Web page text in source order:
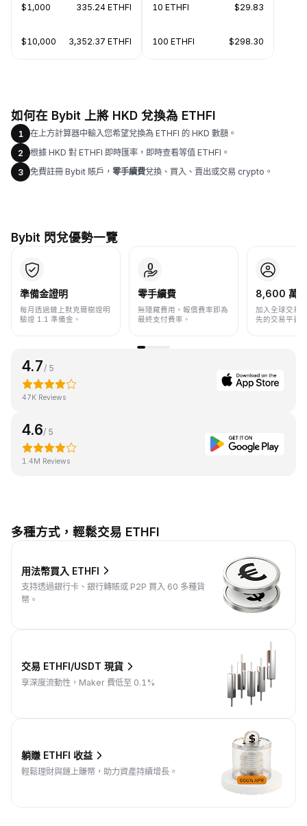
$1,000 335.24 ETHFI
$10,000 3,352.37 ETHFI
10 ETHFI $29.83
100 ETHFI $298.30
如何在 Bybit 上將 HKD 兌換為 ETHFI
1
在上方計算器中輸入您希望兌換為 ETHFI 的 HKD 數額。
2
根據 HKD 對 ETHFI 即時匯率，即時查看等值 ETHFI。
3
免費註冊 Bybit 賬戶， 零手續費兌換、買入、賣出或交易 crypto。
Bybit 閃兌優勢一覽
準備金證明
每月透過鏈上默克爾樹證明
驗證 1:1 準備金。
零手續費
無隱藏費用，報價費率即為
最終支付費率。
8,600 萬+
加入全球交易
先的交易平臺
4.7/ 5
47K Reviews
4.6/ 5
1.4M Reviews
多種方式，輕鬆交易 ETHFI
用法幣買入 ETHFI
支持透過銀行卡、銀行轉賬或 P2P 買入 60 多種貨
幣。
交易 ETHFI/USDT 現貨
享深度流動性，Maker 費低至 0.1%
躺賺 ETHFI 收益
輕鬆理財與鏈上賺幣，助力資產持續增長。